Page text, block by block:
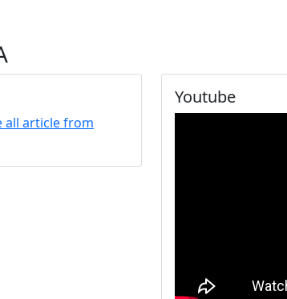
all article from
Youtube